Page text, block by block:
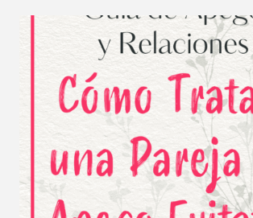
NO
ES
AMOR,
UNA
ALARMA
MUTUA